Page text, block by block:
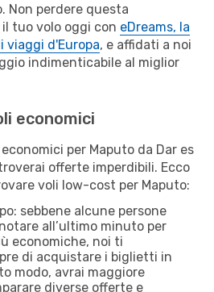
Non perdere questa
tuo volo oggi con eDreams, la
viaggi d'Europa, e affidati a noi
indimenticabile al miglior
economici
per Maputo da Dar es
offerte imperdibili. Ecco
voli low-cost per Maputo:
sebbene alcune persone
all’ultimo minuto per
economiche, noi ti
di acquistare i biglietti in
modo, avrai maggiore
diverse offerte e